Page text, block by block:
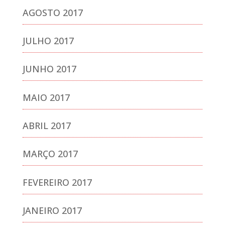
AGOSTO 2017
JULHO 2017
JUNHO 2017
MAIO 2017
ABRIL 2017
MARÇO 2017
FEVEREIRO 2017
JANEIRO 2017